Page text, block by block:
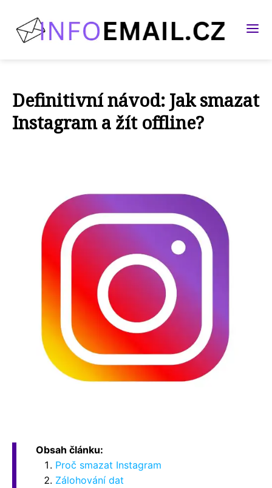
Definitivní návod: Jak smazat
Instagram a žít offline?
Obsah článku:
Proč smazat Instagram
Zálohování dat